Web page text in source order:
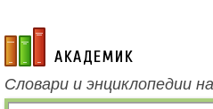
academic.ru
Словари и энциклопедии